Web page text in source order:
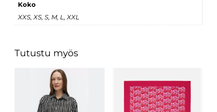
Koko
XXS, XS, S, M, L, XXL
Tutustu myös